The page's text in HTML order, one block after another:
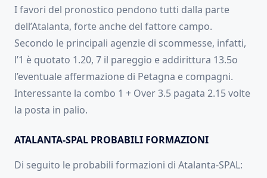
I favori del pronostico pendono tutti dalla parte
dell’Atalanta, forte anche del fattore campo.
Secondo le principali agenzie di scommesse, infatti,
l’1 è quotato 1.20, 7 il pareggio e addirittura 13.5o
l’eventuale affermazione di Petagna e compagni.
Interessante la combo 1 + Over 3.5 pagata 2.15 volte
la posta in palio.
ATALANTA-SPAL PROBABILI FORMAZIONI
Di seguito le probabili formazioni di Atalanta-SPAL: